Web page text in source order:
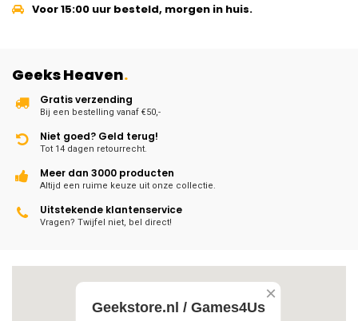
Voor 15:00 uur besteld, morgen in huis.
Geeks Heaven.
Gratis verzending
Bij een bestelling vanaf €50,-
Niet goed? Geld terug!
Tot 14 dagen retourrecht.
Meer dan 3000 producten
Altijd een ruime keuze uit onze collectie.
Uitstekende klantenservice
Vragen? Twijfel niet, bel direct!